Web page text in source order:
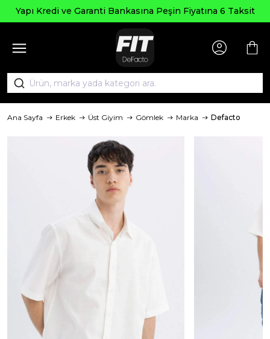
Garanti Bankasına Peşin Fiyatına 6 Taksit
Ana Sayfa Erkek Üst Giyim Gömlek Marka Defacto